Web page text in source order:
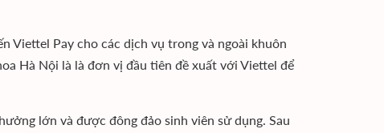
Viettel Pay cho các dịch vụ trong và ngoài khuôn
Hà Nội là là đơn vị đầu tiên đề xuất với Viettel để
lớn và được đông đảo sinh viên sử dụng. Sau